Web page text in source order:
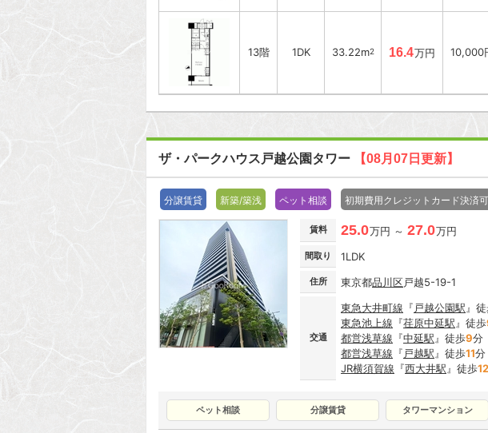
13階 1DK 33.22m2 16.4万円 10,000
ザ・パークハウス戸越公園タワー 【08月07日更新】
分譲賃貸 新築/築浅 ペット相談 初期費用クレジットカード決済
賃料 25.0万円 ～ 27.0万円
間取り 1LDK
住所 東京都品川区戸越5-19-1
交通
東急大井町線 『戸越公園駅 』
東急池上線 『荏原中延駅 』徒歩
都営浅草線 『中延駅 』徒歩9分
都営浅草線 『戸越駅 』徒歩11分
JR横須賀線 『西大井駅 』徒歩12
ペット相談 分譲賃貸 タワーマンション